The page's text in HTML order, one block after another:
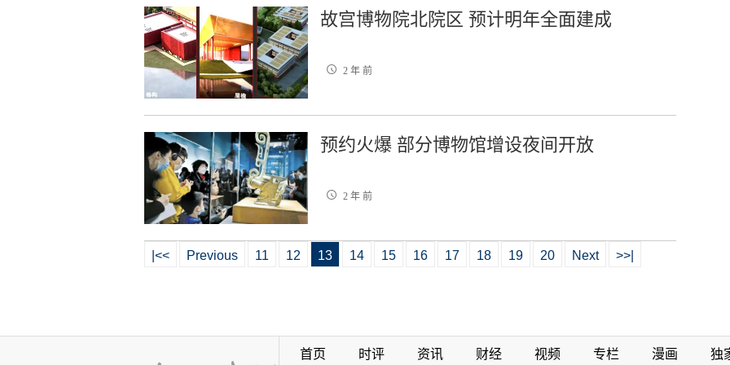
故宫博物院北院区 预计明年全面建成
2 年 前
预约火爆 部分博物馆增设夜间开放
2 年 前
|<< Previous 11 12 13 14 15 16 17 18 19 20 Next >>|
首页 时评 资讯 财经 视频 专栏 漫画 独